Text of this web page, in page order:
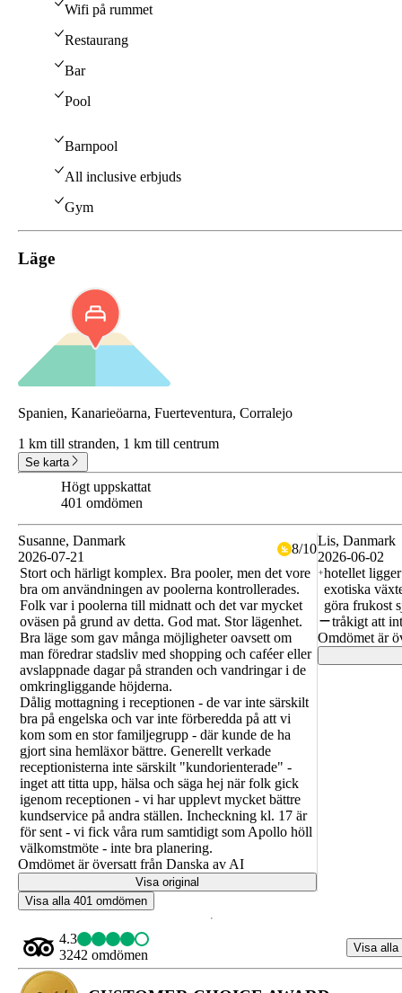
Wifi på rummet
Restaurang
Bar
Pool
Barnpool
All inclusive erbjuds
Gym
Läge
Spanien, Kanarieöarna, Fuerteventura, Corralejo
1 km till stranden, 1 km till centrum
Se karta
Högt uppskattat
401 omdömen
Susanne, Danmark
2026-07-21
8/10
Stort och härligt komplex. Bra pooler, men det vore
bra om användningen av poolerna kontrollerades.
Folk var i poolerna till midnatt och det var mycket
oväsen på grund av detta. God mat. Stor lägenhet.
Bra läge som gav många möjligheter oavsett om
man föredrar stadsliv med shopping och caféer eller
avslappnade dagar på stranden och vandringar i de
omkringliggande höjderna.
Dålig mottagning i receptionen - de var inte särskilt
bra på engelska och var inte förberedda på att vi
kom som en stor familjegrupp - där kunde de ha
gjort sina hemläxor bättre. Generellt verkade
receptionisterna inte särskilt "kundorienterade" -
inget att titta upp, hälsa och säga hej när folk gick
igenom receptionen - vi har upplevt mycket bättre
kundservice på andra ställen. Incheckning kl. 17 är
för sent - vi fick våra rum samtidigt som Apollo höll
välkomstmöte - inte bra planering.
Omdömet är översatt från Danska av AI
Visa original
Lis, Danmark
2026-06-02
hotellet
exotiska
göra frukost
tråkigt att
Omdömet är
Visa alla 401 omdömen
4.3
3242 omdömen
Visa alla